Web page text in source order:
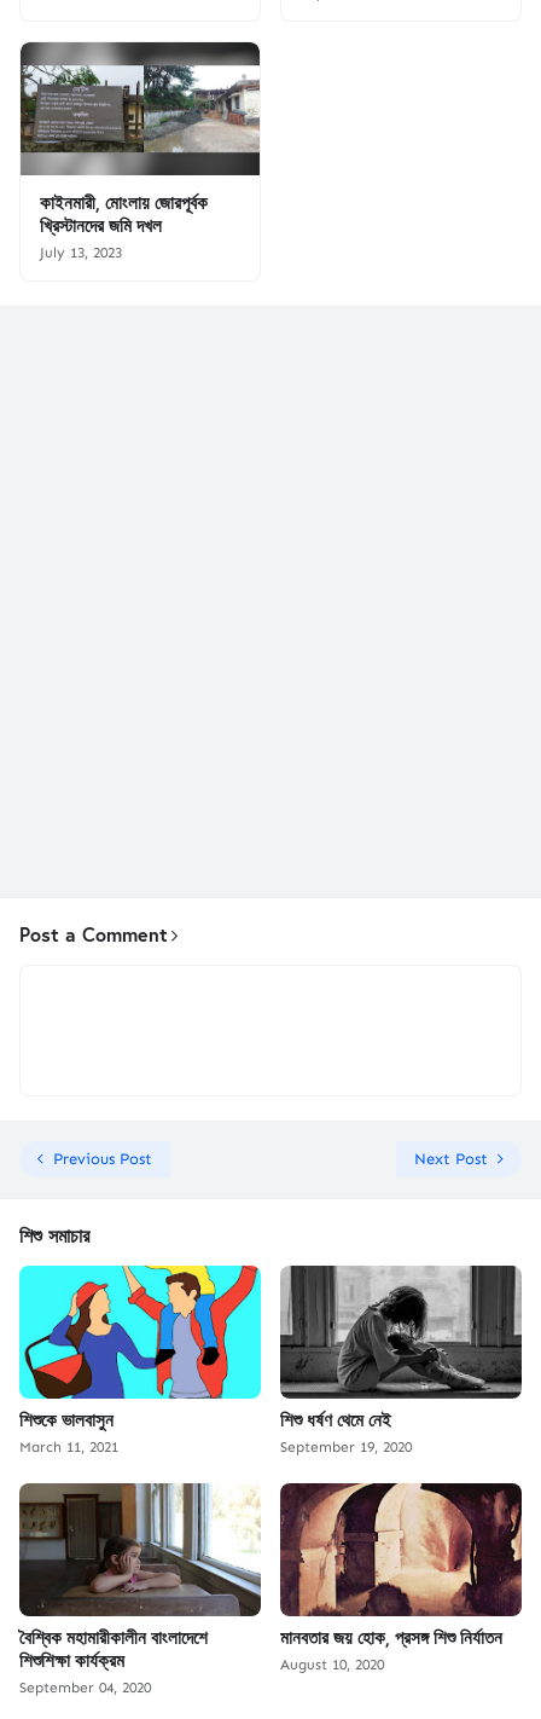
কাইনমারী, মোংলায় জোরপূর্বক
খ্রিস্টানদের জমি দখল
July 13, 2023
Post a Comment
Previous Post Next Post
শিশু সমাচার
শিশুকে ভালবাসুন
March 11, 2021
শিশু ধর্ষণ থেমে নেই
September 19, 2020
বৈশ্বিক মহামারীকালীন বাংলাদেশে
শিশুশিক্ষা কার্যক্রম
September 04, 2020
মানবতার জয় হোক, প্রসঙ্গ শিশু নির্যাতন
August 10, 2020